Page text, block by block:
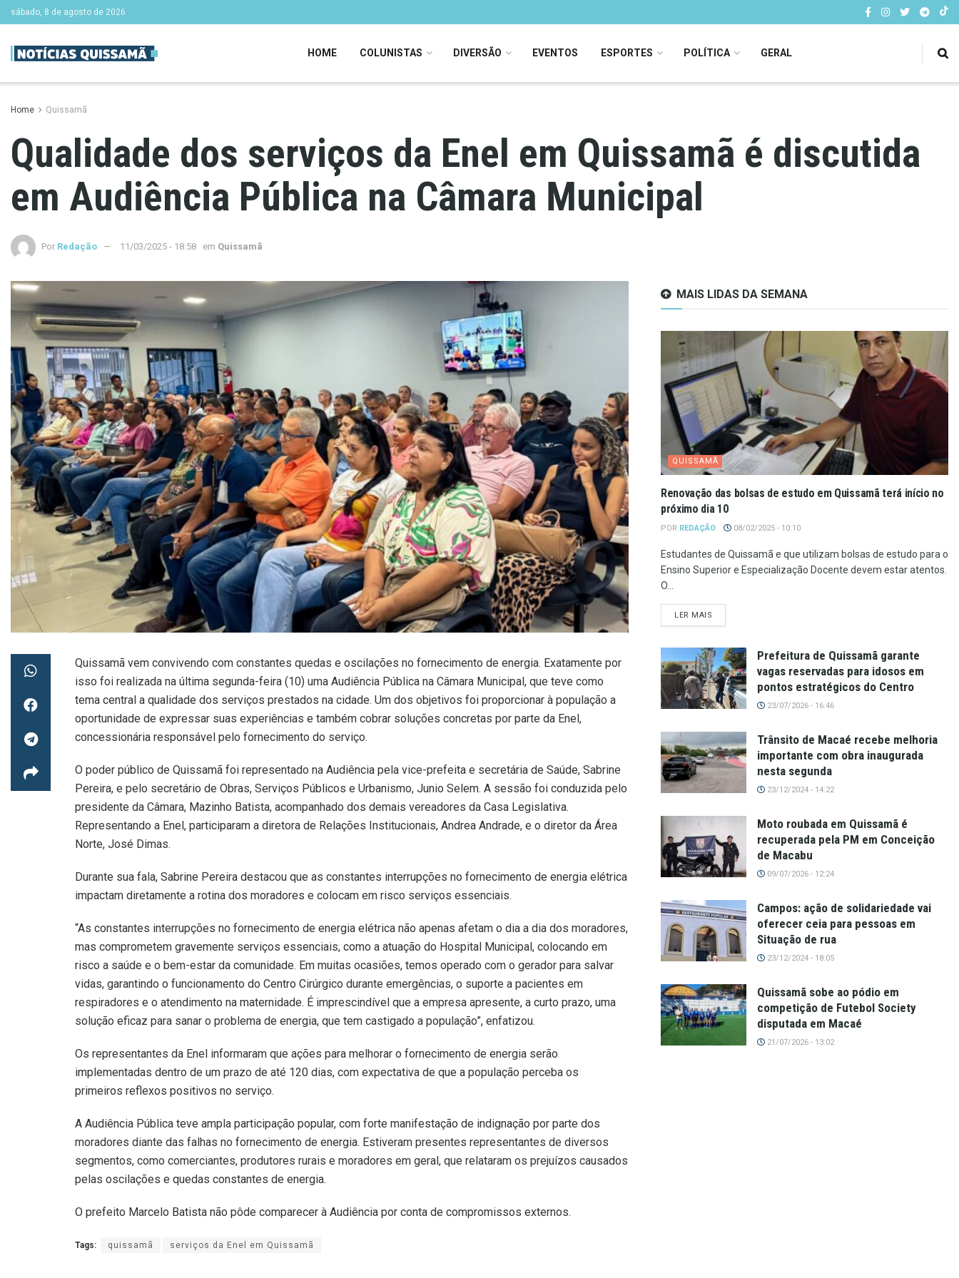
sábado, 8 de agosto de 2026
HOME COLUNISTAS DIVERSÃO EVENTOS ESPORTES POLÍTICA GERAL
Home Quissamã
Qualidade dos serviços da Enel em Quissamã é discutida
em Audiência Pública na Câmara Municipal
Por Redação 11/03/2025 - 18:58 em Quissamã
Quissamã vem convivendo com constantes quedas e oscilações no fornecimento de energia. Exatamente por
isso foi realizada na última segunda-feira (10) uma Audiência Pública na Câmara Municipal, que teve como
tema central a qualidade dos serviços prestados na cidade. Um dos objetivos foi proporcionar à população a
oportunidade de expressar suas experiências e também cobrar soluções concretas por parte da Enel,
concessionária responsável pelo fornecimento do serviço.
O poder público de Quissamã foi representado na Audiência pela vice-prefeita e secretária de Saúde, Sabrine
Pereira, e pelo secretário de Obras, Serviços Públicos e Urbanismo, Junio Selem. A sessão foi conduzida pelo
presidente da Câmara, Mazinho Batista, acompanhado dos demais vereadores da Casa Legislativa.
Representando a Enel, participaram a diretora de Relações Institucionais, Andrea Andrade, e o diretor da Área
Norte, José Dimas.
Durante sua fala, Sabrine Pereira destacou que as constantes interrupções no fornecimento de energia elétrica
impactam diretamente a rotina dos moradores e colocam em risco serviços essenciais.
“As constantes interrupções no fornecimento de energia elétrica não apenas afetam o dia a dia dos moradores,
mas comprometem gravemente serviços essenciais, como a atuação do Hospital Municipal, colocando em
risco a saúde e o bem-estar da comunidade. Em muitas ocasiões, temos operado com o gerador para salvar
vidas, garantindo o funcionamento do Centro Cirúrgico durante emergências, o suporte a pacientes em
respiradores e o atendimento na maternidade. É imprescindível que a empresa apresente, a curto prazo, uma
solução eficaz para sanar o problema de energia, que tem castigado a população”, enfatizou.
Os representantes da Enel informaram que ações para melhorar o fornecimento de energia serão
implementadas dentro de um prazo de até 120 dias, com expectativa de que a população perceba os
primeiros reflexos positivos no serviço.
A Audiência Pública teve ampla participação popular, com forte manifestação de indignação por parte dos
moradores diante das falhas no fornecimento de energia. Estiveram presentes representantes de diversos
segmentos, como comerciantes, produtores rurais e moradores em geral, que relataram os prejuízos causados
pelas oscilações e quedas constantes de energia.
O prefeito Marcelo Batista não pôde comparecer à Audiência por conta de compromissos externos.
Tags: quissamã serviços da Enel em Quissamã
MAIS LIDAS DA SEMANA
QUISSAMÃ
Renovação das bolsas de estudo em Quissamã terá início no
próximo dia 10
POR REDAÇÃO 08/02/2025 - 10:10
Estudantes de Quissamã e que utilizam bolsas de estudo para o
Ensino Superior e Especialização Docente devem estar atentos.
O...
LER MAIS
Prefeitura de Quissamã garante
vagas reservadas para idosos em
pontos estratégicos do Centro
23/07/2026 - 16:46
Trânsito de Macaé recebe melhoria
importante com obra inaugurada
nesta segunda
23/12/2024 - 14:22
Moto roubada em Quissamã é
recuperada pela PM em Conceição
de Macabu
09/07/2026 - 12:24
Campos: ação de solidariedade vai
oferecer ceia para pessoas em
Situação de rua
23/12/2024 - 18:05
Quissamã sobe ao pódio em
competição de Futebol Society
disputada em Macaé
21/07/2026 - 13:02